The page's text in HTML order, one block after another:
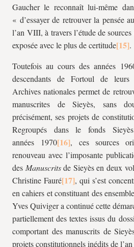
Gaucher le reconnaît lui-même
« d’essayer de retrouver la pensée
l’an VIII, à travers l’étude de
exposée avec le plus de certitude
.
Toutefois au cours des années
descendants de Fortoul de leurs
Archives nationales permet de
manuscrites de Sieyès, sans
précisément, ses projets de
Regroupés dans le fonds
années 1970
, ces sources
renouveau avec l’imposante
des Manuscritsde Sieyès en deux
Christine Fauré
, qui s’est
en cahiers et constituant des
Yves Quiviger a continué cette
partiellement des textes issus du
comportant des manuscrits de
projets constitutionnels inédits de